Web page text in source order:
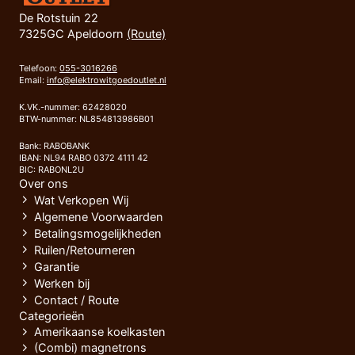
De Rotstuin 22
7325GC Apeldoorn (Route)
Telefoon: 055-3016266
Email: info@elektrowitgoedoutlet.nl
K.VK.-nummer: 62428020
BTW-nummer: NL854813986B01
Bank: RABOBANK
IBAN: NL94 RABO 0372 4111 42
BIC: RABONL2U
Over ons
Wat Verkopen Wij
Algemene Voorwaarden
Betalingsmogelijkheden
Ruilen/Retourneren
Garantie
Werken bij
Contact / Route
Categorieën
Amerikaanse koelkasten
(Combi) magnetrons